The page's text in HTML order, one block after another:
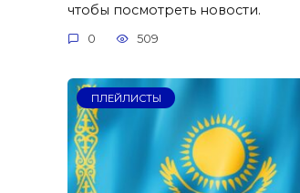
чтобы посмотреть новости.
0 509
ПЛЕЙЛИСТЫ